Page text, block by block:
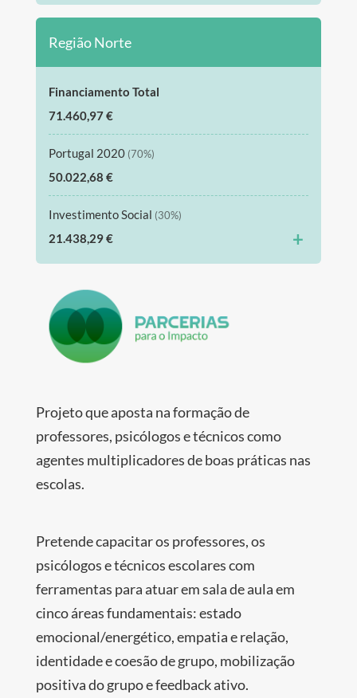
Região Norte
Financiamento Total
71.460,97 €
Portugal 2020 (70%)
50.022,68 €
Investimento Social (30%)
21.438,29 € +
Projeto que aposta na formação de
professores, psicólogos e técnicos como
agentes multiplicadores de boas práticas nas
escolas.
Pretende capacitar os professores, os
psicólogos e técnicos escolares com
ferramentas para atuar em sala de aula em
cinco áreas fundamentais: estado
emocional/energético, empatia e relação,
identidade e coesão de grupo, mobilização
positiva do grupo e feedback ativo.